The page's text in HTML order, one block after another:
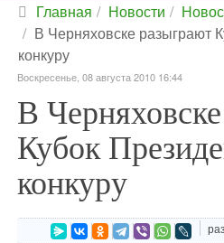
Главная Новости
В Черняховске разыграют
конкуру
Воскресенье, 08 августа 2010 16:44
В
Кубок
конкуру